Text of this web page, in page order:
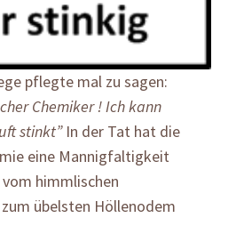
pflegte mal zu sagen:
Chemiker ! Ich kann
stinkt”In der Tat hat die
eine Mannigfaltigkeit
himmlischen
übelsten Höllenodem